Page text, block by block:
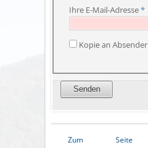
Ihre E-Mail-Adresse*
Kopie an Absender
Zum
Seite